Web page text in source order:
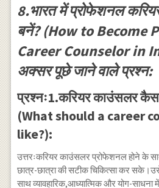
8.भारत में प्रोफेशनल
बनें? (How to Become
Career Counselor in
अक्सर पूछे जाने वाले प्रश्न:
प्रश्नः1.करियर काउंसलर कैसा
(What should a career
like?):
उत्तरःकरियर काउंसलर प्रोफेशनल होने के
छात्र-छात्रा की सटीक चिकित्सा कर
साथ व्यावहारिक,आध्यात्मिक और योग-साधना में